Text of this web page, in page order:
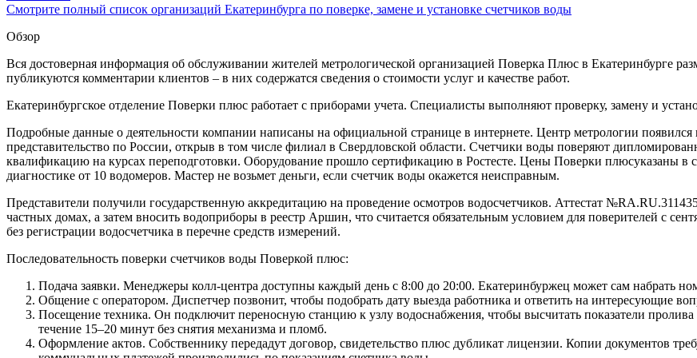
Смотрите полный список организаций Екатеринбурга по поверке, замене и установке счетчиков воды
Обзор
Вся достоверная информация об обслуживании жителей метрологической организацией Поверка Плюс в Екатеринбурге
публикуются комментарии клиентов – в них содержатся сведения о стоимости услуг и качестве работ.
Екатеринбургское отделение Поверки плюс работает с приборами учета. Специалисты выполняют проверку, замену и
Подробные данные о деятельности компании написаны на официальной странице в интернете. Центр метрологии
представительство по России, открыв в том числе филиал в Свердловской области. Счетчики воды поверяют
квалификацию на курсах переподготовки. Оборудование прошло сертификацию в Ростесте. Цены Поверки плюсуказаны в
диагностике от 10 водомеров. Мастер не возьмет деньги, если счетчик воды окажется неисправным.
Представители получили государственную аккредитацию на проведение осмотров водосчетчиков. Аттестат
частных домах, а затем вносить водоприборы в реестр Аршин, что считается обязательным условием для поверителей с
без регистрации водосчетчика в перечне средств измерений.
Последовательность поверки счетчиков воды Поверкой плюс:
Подача заявки. Менеджеры колл-центра доступны каждый день с 8:00 до 20:00. Екатеринбуржец может сам набрать
Общение с оператором. Диспетчер позвонит, чтобы подобрать дату выезда работника и ответить на интересующие
Посещение техника. Он подключит переносную станцию к узлу водоснабжения, чтобы высчитать показатели
течение 15–20 минут без снятия механизма и пломб.
Оформление актов. Собственнику передадут договор, свидетельство плюс дубликат лицензии. Копии документов